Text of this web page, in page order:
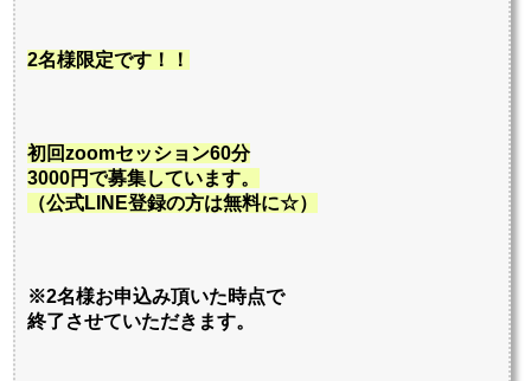
2名様限定です！！
初回zoomセッション60分
3000円で募集しています。
（公式LINE登録の方は無料に☆）
※2名様お申込み頂いた時点で
終了させていただきます。